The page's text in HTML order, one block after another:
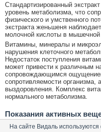
Стандартизированный
уровень метаболизма, что
физического и умственного
экстракта женьшеня
молочной кислоты в мышечной
Витамины, минералы и
нарушения клеточного
Недостаток поступления
может привести к различным
сопровождающимся
сопротивляемости
выздоровления. Комплекс
нормального метаболизма.
Показания активных
Витал
На сайте Видаль